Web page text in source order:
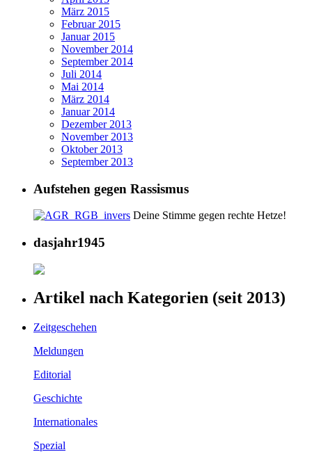
März 2015
Februar 2015
Januar 2015
November 2014
September 2014
Juli 2014
Mai 2014
März 2014
Januar 2014
Dezember 2013
November 2013
Oktober 2013
September 2013
Aufstehen gegen Rassismus
Deine Stimme gegen rechte Hetze!
dasjahr1945
Artikel nach Kategorien (seit 2013)
Zeitgeschehen
Meldungen
Editorial
Geschichte
Internationales
Spezial